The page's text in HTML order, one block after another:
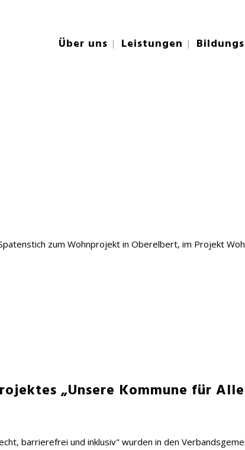
Über uns Leistungen
zum Wohnprojekt in Oberelbert, im Projekt
„Unsere Kommune für
barrierefrei und inklusiv" wurden in den